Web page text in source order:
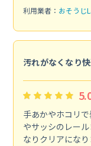
利用業者： おそうじ
汚れがなくなり
手あかやホコリ
やサッシのレー
なりクリアになり